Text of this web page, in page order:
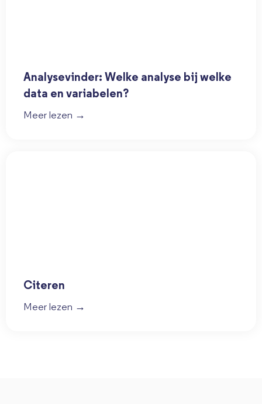
Analysevinder: Welke analyse bij welke
data en variabelen?
Meer lezen →
Citeren
Meer lezen →